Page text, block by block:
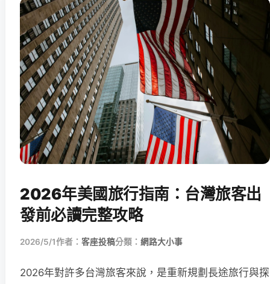
2026年美國旅行指南：台灣旅客出
發前必讀完整攻略
2026/5/1作者： 客座投稿分類： 網路大小事
2026年對許多台灣旅客來說，是重新規劃長途旅行與探